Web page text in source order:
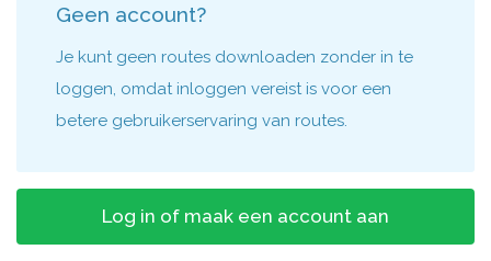
Geen account?
Je kunt geen routes downloaden zonder in te
loggen, omdat inloggen vereist is voor een
betere gebruikerservaring van routes.
Log in of maak een account aan